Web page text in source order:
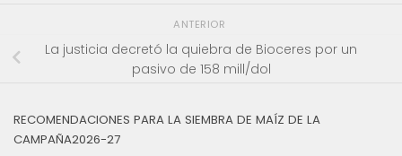
ANTERIOR
La justicia decretó la quiebra de Bioceres por un
pasivo de 158 mill/dol
RECOMENDACIONES PARA LA SIEMBRA DE MAÍZ DE LA
CAMPAÑA2026-27